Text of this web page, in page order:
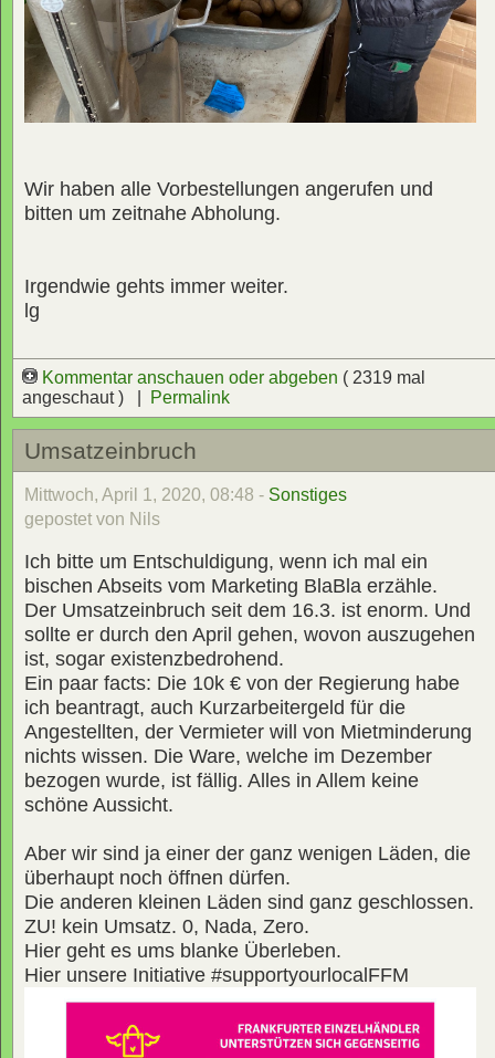
Wir haben alle Vorbestellungen angerufen und
bitten um zeitnahe Abholung.
Irgendwie gehts immer weiter.
lg
Kommentar anschauen oder abgeben ( 2319 mal
angeschaut ) |
Permalink
Umsatzeinbruch
Mittwoch, April 1, 2020, 08:48 - Sonstiges
gepostet von Nils
Ich bitte um Entschuldigung, wenn ich mal ein
bischen Abseits vom Marketing BlaBla erzähle.
Der Umsatzeinbruch seit dem 16.3. ist enorm. Und
sollte er durch den April gehen, wovon auszugehen
ist, sogar existenzbedrohend.
Ein paar facts: Die 10k € von der Regierung habe
ich beantragt, auch Kurzarbeitergeld für die
Angestellten, der Vermieter will von Mietminderung
nichts wissen. Die Ware, welche im Dezember
bezogen wurde, ist fällig. Alles in Allem keine
schöne Aussicht.
Aber wir sind ja einer der ganz wenigen Läden, die
überhaupt noch öffnen dürfen.
Die anderen kleinen Läden sind ganz geschlossen.
ZU! kein Umsatz. 0, Nada, Zero.
Hier geht es ums blanke Überleben.
Hier unsere Initiative #supportyourlocalFFM